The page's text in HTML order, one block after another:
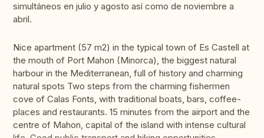
simultáneos en julio y agosto así como de noviembre a
abril.
Nice apartment (57 m2) in the typical town of Es Castell at
the mouth of Port Mahon (Minorca), the biggest natural
harbour in the Mediterranean, full of history and charming
natural spots Two steps from the charming fishermen
cove of Calas Fonts, with traditional boats, bars, coffee-
places and restaurants. 15 minutes from the airport and the
centre of Mahon, capital of the island with intense cultural